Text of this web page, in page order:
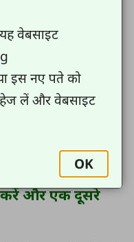
लगा?
करें और एक दूसरे
वेबसाइट
इस नए पते को
लें और वेबसाइट
OK